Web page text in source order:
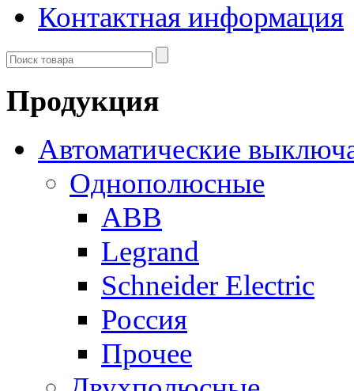
Контактная информация
Продукция
Автоматические
Однополюсные
ABB
Legrand
Schneider Electric
Россия
Прочее